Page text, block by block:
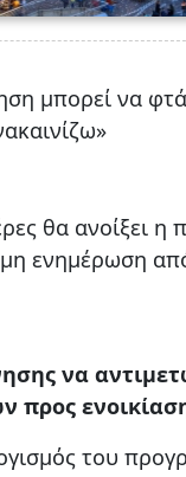
μπορεί να
θα ανοίξει
ενημέρωση
να
προς
του